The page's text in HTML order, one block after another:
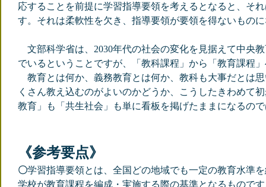
応することを前提に学習指導要領を考えるとなると、そ
す。それは柔軟性を欠き、指導要領が要領を得ないもの
文部科学省は、2030年代の社会の変化を見据えて中央
でいるということですが、「教科課程」から「教育課程
教育とは何か、義務教育とは何か、教科も大事だとは
くさん教え込むのがよいのかどうか、こうしたきわめて
教育」も「共生社会」も単に看板を掲げたままになるの
《参考要点》
〇学習指導要領とは、全国どの地域でも一定の教育水準
学校が教育課程を編成・実施する際の基準となるもので